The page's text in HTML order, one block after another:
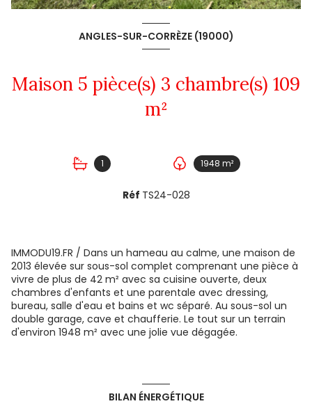
ANGLES-SUR-CORRÈZE (19000)
Maison 5 pièce(s) 3 chambre(s) 109
m²
1 1948 m²
Réf TS24-028
IMMODU19.FR / Dans un hameau au calme, une maison de
2013 élevée sur sous-sol complet comprenant une pièce à
vivre de plus de 42 m² avec sa cuisine ouverte, deux
chambres d'enfants et une parentale avec dressing,
bureau, salle d'eau et bains et wc séparé. Au sous-sol un
double garage, cave et chaufferie. Le tout sur un terrain
d'environ 1948 m² avec une jolie vue dégagée.
BILAN ÉNERGÉTIQUE